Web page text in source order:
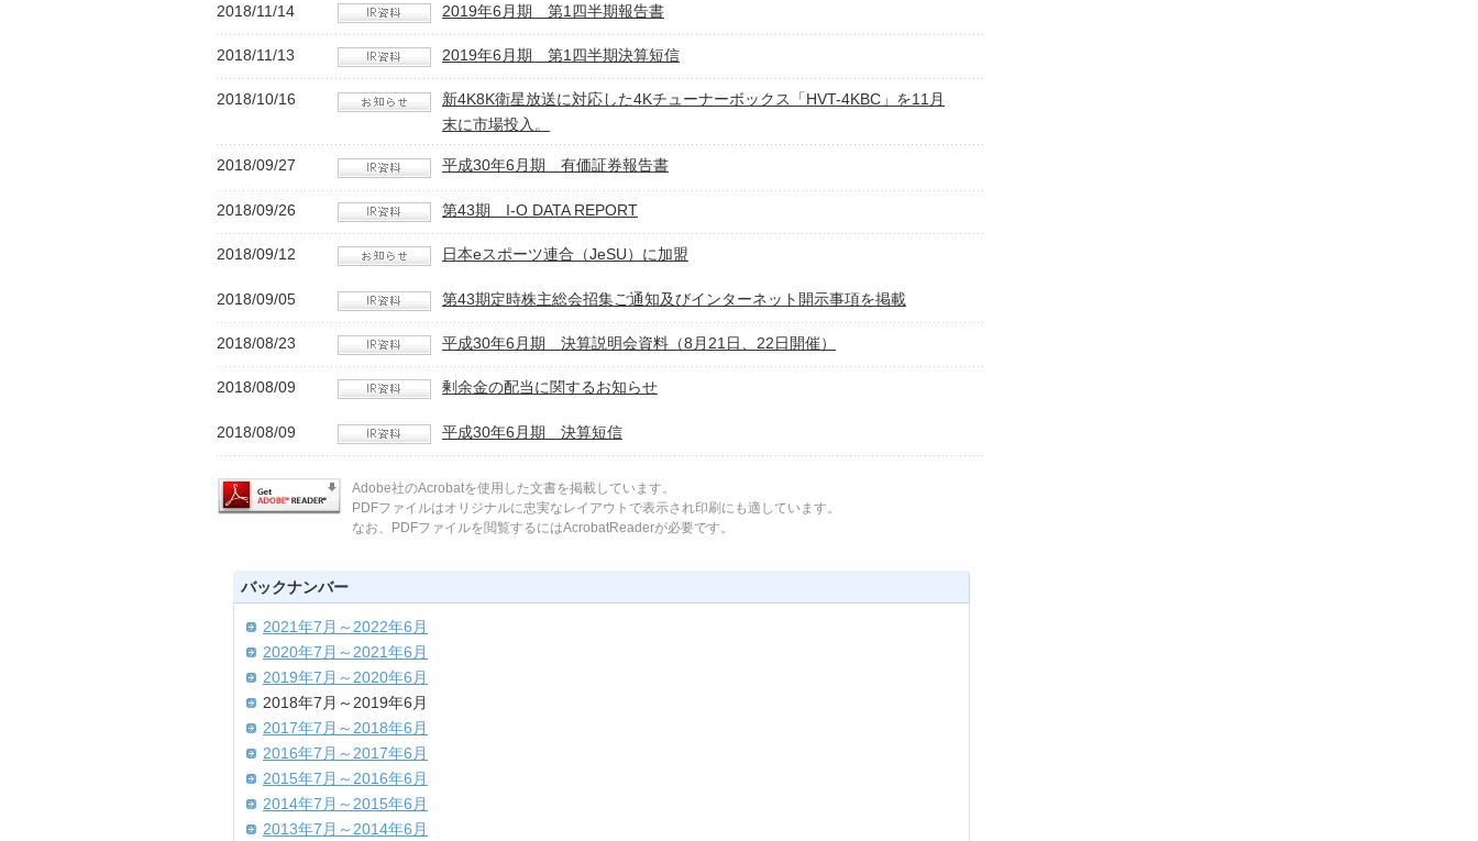
2018/11/14 2019年6月期 第1四半期報告書
2018/11/13 2019年6月期 第1四半期決算短信
2018/10/16
新4K8K衛星放送に対応した4Kチューナーボックス「HVT-4KBC」を11月
末に市場投入。
2018/09/27 平成30年6月期 有価証券報告書
2018/09/26 第43期 I-O DATA REPORT
2018/09/12 日本eスポーツ連合（JeSU）に加盟
2018/09/05 第43期定時株主総会招集ご通知及びインターネット開示事項を掲載
2018/08/23 平成30年6月期 決算説明会資料（8月21日、22日開催）
2018/08/09 剰余金の配当に関するお知らせ
2018/08/09 平成30年6月期 決算短信
Adobe社のAcrobatを使用した文書を掲載しています。
PDFファイルはオリジナルに忠実なレイアウトで表示され印刷にも適しています。
なお、PDFファイルを閲覧するにはAcrobatReaderが必要です。
バックナンバー
2021年7月～2022年6月
2020年7月～2021年6月
2019年7月～2020年6月
2018年7月～2019年6月
2017年7月～2018年6月
2016年7月～2017年6月
2015年7月～2016年6月
2014年7月～2015年6月
2013年7月～2014年6月